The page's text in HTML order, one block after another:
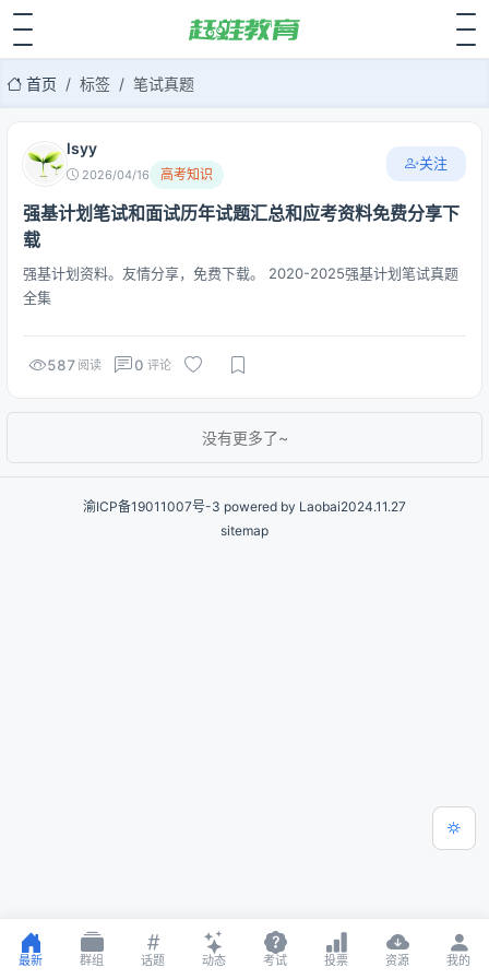
首页 标签 笔试真题
lsyy
2026/04/16 高考知识
关注
强基计划笔试和面试历年试题汇总和应考资料免费分享下
载
强基计划资料。友情分享，免费下载。 2020-2025强基计划笔试真题
全集
587 阅读 0 评论
没有更多了~
渝ICP备19011007号-3 powered by Laobai2024.11.27
sitemap
最新 群组 话题 动态 考试 投票 资源 我的